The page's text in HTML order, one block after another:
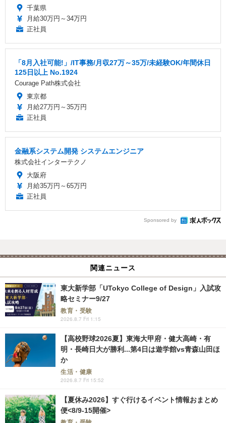
千葉県
月給30万円～34万円
正社員
「8月入社可能!」/IT事務/月収27万～35万/未経験OK/年間休日
125日以上 No.1924
Courage Path株式会社
東京都
月給27万円～35万円
正社員
金融系システム開発 システムエンジニア
株式会社インターテクノ
大阪府
月給35万円～65万円
正社員
Sponsored by
関連ニュース
東大新学部「UTokyo College of Design」入試攻
略セミナー9/27
教育・受験
2026.8.7 Fri 1:15
【高校野球2026夏】東海大甲府・健大高崎・有
明・長崎日大が勝利...第4日は遊学館vs青森山田ほ
か
生活・健康
2026.8.7 Fri 15:52
【夏休み2026】すぐ行けるイベント情報おまとめ
便<8/9-15開催>